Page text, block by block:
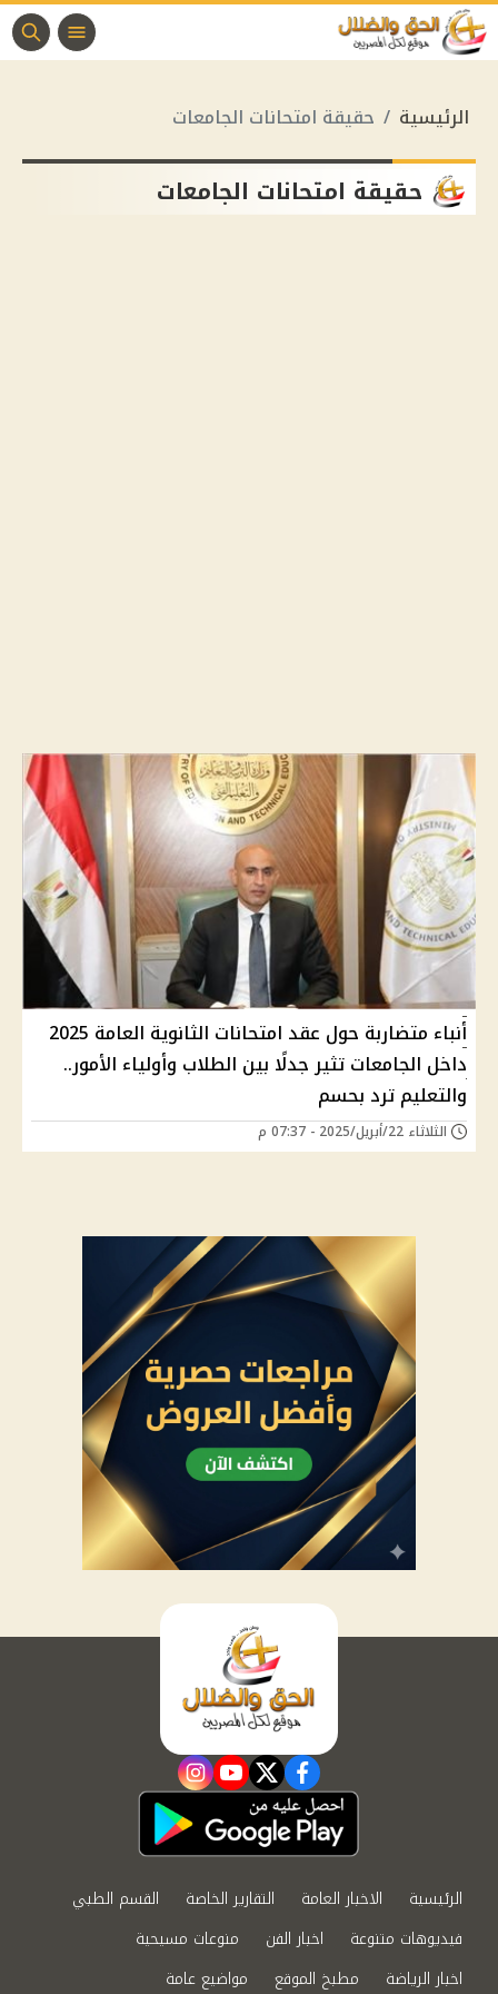
الرئيسية حقيقة امتحانات الجامعات
حقيقة امتحانات الجامعات
أنباء متضاربة حول عقد امتحانات الثانوية العامة 2025
داخل الجامعات تثير جدلًا بين الطلاب وأولياء الأمور..
والتعليم ترد بحسم
الثلاثاء 22/أبريل/2025 - 07:37 م
facebook
twitter
youtube
instagram
الرئيسية الاخبار العامة التقارير الخاصة
القسم الطبي
فيديوهات متنوعة
اخبار الفن
منوعات مسيحية
اخبار الرياضة
مطبخ الموقع مواضيع عامة